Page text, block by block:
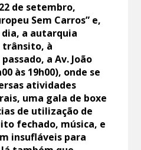
de setembro,
Sem Carros” e,
a autarquia
trânsito, à
a Av. João
às 19h00), onde se
atividades
uma gala de boxe
de utilização de
fechado, música, e
insufláveis para